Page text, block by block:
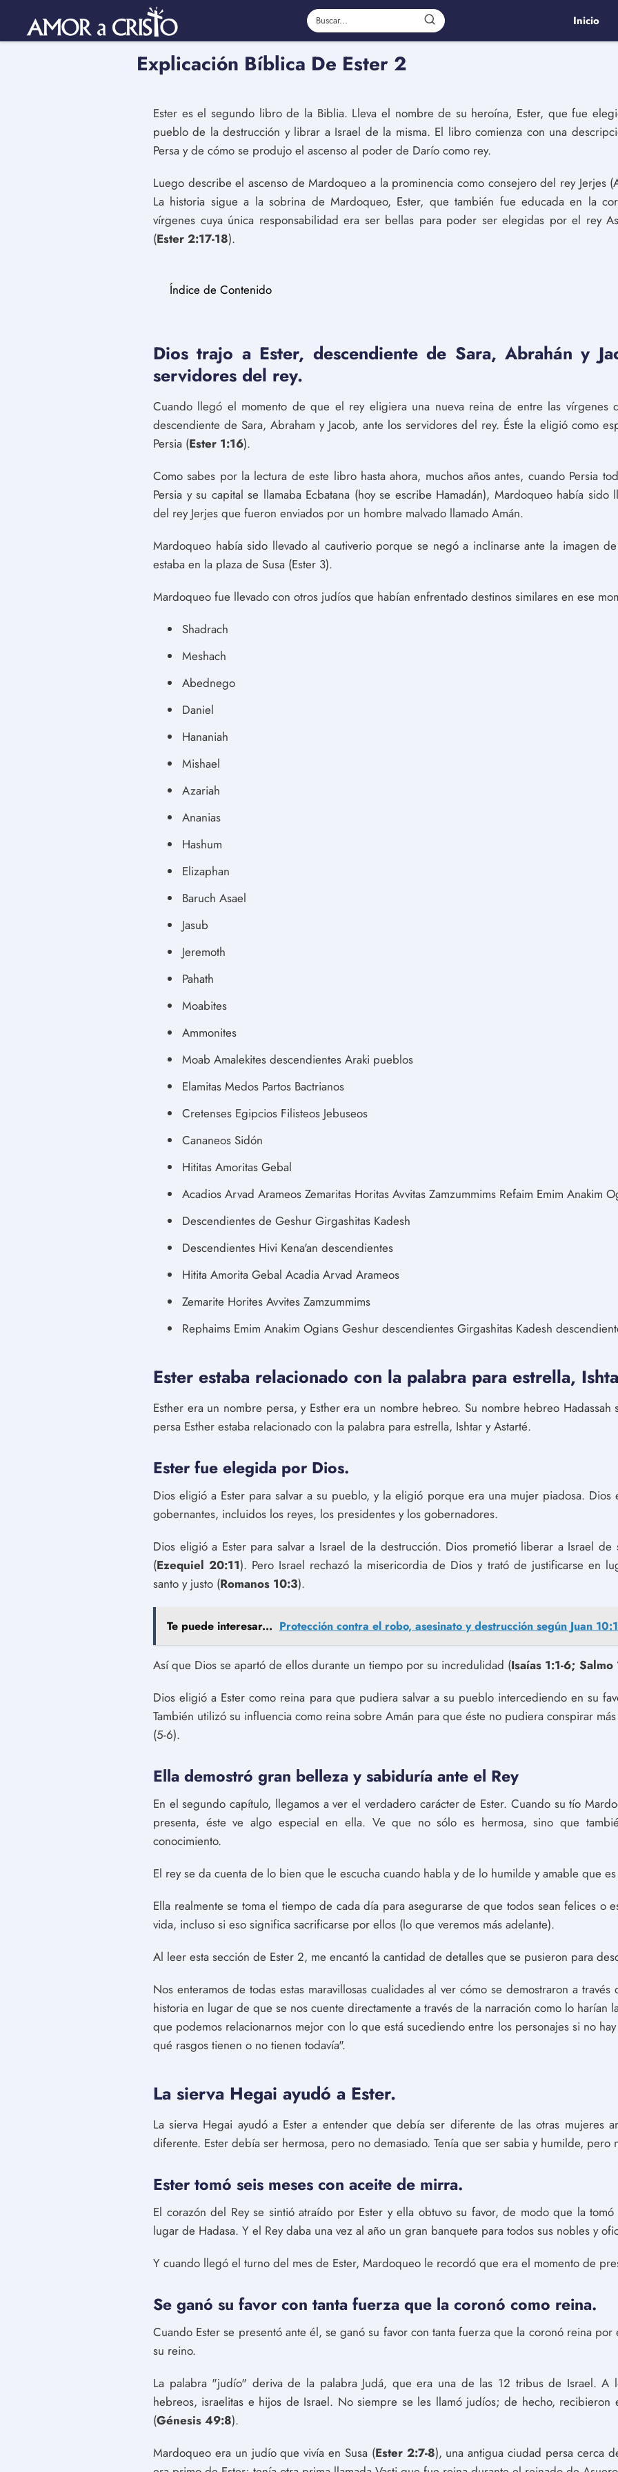
Inicio
Explicación Bíblica De Ester 2
Ester es el segundo libro de la Biblia. Lleva el nombre de su heroína, Ester, que fue
pueblo de la destrucción y librar a Israel de la misma. El libro comienza con una
Persa y de cómo se produjo el ascenso al poder de Darío como rey.
Luego describe el ascenso de Mardoqueo a la prominencia como consejero del rey Jerjes
La historia sigue a la sobrina de Mardoqueo, Ester, que también fue educada en la
vírgenes cuya única responsabilidad era ser bellas para poder ser elegidas por el rey
(Ester 2:17-18).
Índice de Contenido
Dios trajo a Ester, descendiente de Sara, Abrahán y
servidores del rey.
Cuando llegó el momento de que el rey eligiera una nueva reina de entre las vírgenes
descendiente de Sara, Abraham y Jacob, ante los servidores del rey. Éste la eligió como
Persia (Ester 1:16).
Como sabes por la lectura de este libro hasta ahora, muchos años antes, cuando Persia
Persia y su capital se llamaba Ecbatana (hoy se escribe Hamadán), Mardoqueo había sido
del rey Jerjes que fueron enviados por un hombre malvado llamado Amán.
Mardoqueo había sido llevado al cautiverio porque se negó a inclinarse ante la imagen
estaba en la plaza de Susa (Ester 3).
Mardoqueo fue llevado con otros judíos que habían enfrentado destinos similares en ese
Shadrach
Meshach
Abednego
Daniel
Hananiah
Mishael
Azariah
Ananias
Hashum
Elizaphan
Baruch Asael
Jasub
Jeremoth
Pahath
Moabites
Ammonites
Moab Amalekites descendientes Araki pueblos
Elamitas Medos Partos Bactrianos
Cretenses Egipcios Filisteos Jebuseos
Cananeos Sidón
Hititas Amoritas Gebal
Acadios Arvad Arameos Zemaritas Horitas Avvitas Zamzummims Refaim Emim Anakim
Descendientes de Geshur Girgashitas Kadesh
Descendientes Hivi Kena'an descendientes
Hitita Amorita Gebal Acadia Arvad Arameos
Zemarite Horites Avvites Zamzummims
Rephaims Emim Anakim Ogians Geshur descendientes Girgashitas Kadesh
Ester estaba relacionado con la palabra para estrella,
Esther era un nombre persa, y Esther era un nombre hebreo. Su nombre hebreo
persa Esther estaba relacionado con la palabra para estrella, Ishtar y Astarté.
Ester fue elegida por Dios.
Dios eligió a Ester para salvar a su pueblo, y la eligió porque era una mujer piadosa. Dios
gobernantes, incluidos los reyes, los presidentes y los gobernadores.
Dios eligió a Ester para salvar a Israel de la destrucción. Dios prometió liberar a Israel de
(Ezequiel 20:11). Pero Israel rechazó la misericordia de Dios y trató de justificarse en
santo y justo (Romanos 10:3).
Te puede interesar... Protección contra el robo, asesinato y destrucción según Juan
Así que Dios se apartó de ellos durante un tiempo por su incredulidad (Isaías 1:1-6;
Dios eligió a Ester como reina para que pudiera salvar a su pueblo intercediendo en su
También utilizó su influencia como reina sobre Amán para que éste no pudiera conspirar
(5-6).
Ella demostró gran belleza y sabiduría ante el Rey
En el segundo capítulo, llegamos a ver el verdadero carácter de Ester. Cuando su tío
presenta, éste ve algo especial en ella. Ve que no sólo es hermosa, sino que
conocimiento.
El rey se da cuenta de lo bien que le escucha cuando habla y de lo humilde y amable que
Ella realmente se toma el tiempo de cada día para asegurarse de que todos sean felices o
vida, incluso si eso significa sacrificarse por ellos (lo que veremos más adelante).
Al leer esta sección de Ester 2, me encantó la cantidad de detalles que se pusieron para
Nos enteramos de todas estas maravillosas cualidades al ver cómo se demostraron a
historia en lugar de que se nos cuente directamente a través de la narración como lo harían
que podemos relacionarnos mejor con lo que está sucediendo entre los personajes si no
qué rasgos tienen o no tienen todavía".
La sierva Hegai ayudó a Ester.
La sierva Hegai ayudó a Ester a entender que debía ser diferente de las otras mujeres
diferente. Ester debía ser hermosa, pero no demasiado. Tenía que ser sabia y humilde, pero
Ester tomó seis meses con aceite de mirra.
El corazón del Rey se sintió atraído por Ester y ella obtuvo su favor, de modo que la
lugar de Hadasa. Y el Rey daba una vez al año un gran banquete para todos sus nobles y
Y cuando llegó el turno del mes de Ester, Mardoqueo le recordó que era el momento de
Se ganó su favor con tanta fuerza que la coronó como reina.
Cuando Ester se presentó ante él, se ganó su favor con tanta fuerza que la coronó reina
su reino.
La palabra "judío" deriva de la palabra Judá, que era una de las 12 tribus de Israel. A
hebreos, israelitas e hijos de Israel. No siempre se les llamó judíos; de hecho,
(Génesis 49:8).
Mardoqueo era un judío que vivía en Susa (Ester 2:7-8), una antigua ciudad persa cerca